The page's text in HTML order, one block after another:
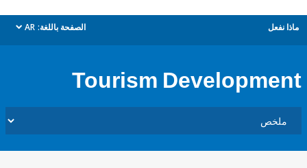
الصفحة باللغة: AR
dropdown
Tourism